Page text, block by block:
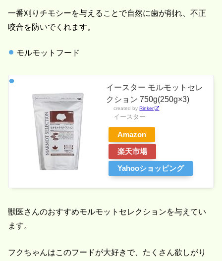
一番刈りチモシーを与えることで自然に歯が削れ、不正
咬合を防いでくれます。
モルモットフード
イースター モルモットセレ
クション 750g(250g×3)
created byRinker
イースター
Amazon
楽天市場
Yahooショッピング
獣医さんのおすすめモルモットセレクションを与えてい
ます。
フクちゃんはこのフードが大好きで、たくさん欲しがり